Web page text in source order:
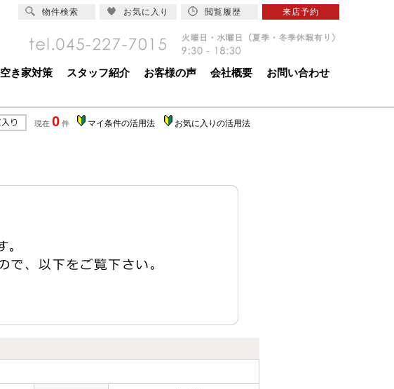
空き家対策 スタッフ紹介 お客様の声 会社概要 お問い合わせ
現在 0 件 マイ条件の活用法 お気に入りの活用法
物件検索 お気に入り 閲覧履歴 来店予約